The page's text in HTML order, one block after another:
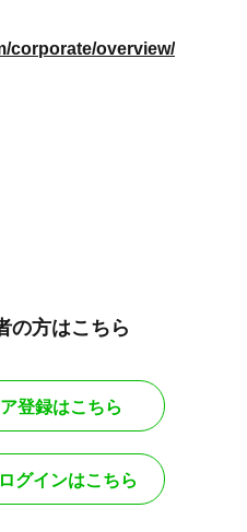
corporate/overview/
の方はこちら
登録はこちら
グインはこちら